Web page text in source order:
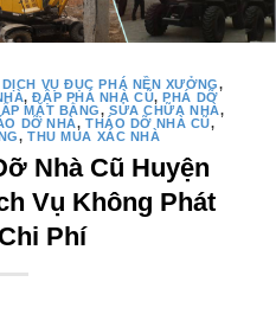
DỊCH VỤ ĐỤC PHÁ NỀN XƯỞNG,
,ĐẬP PHÁ NHÀ CŨ,PHÁ DỠ
MẶT BẰNG,SỬA CHỮA NHÀ,
DỠ NHÀ,THÁO DỠ NHÀ CŨ,
, THU MUA XÁC NHÀ
Nhà Cũ Huyện
Vụ Không Phát
Phí